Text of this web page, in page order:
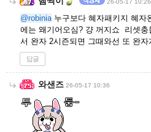
26-05-17 10:26
@robinia누구보다 혜자패키지 혜자
에는 왜기어오심? 걍 꺼지쇼 리셋
서 완자 2시즌되면 그때와선 또 완
답글
와샌즈 26-05-17 10:36